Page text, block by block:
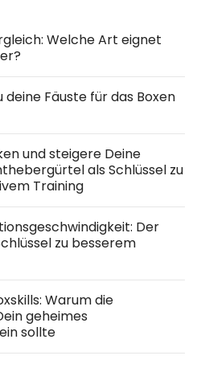
Welche Art eignet
deine Fäuste für das Boxen
und steigere Deine
als Schlüssel zu
Training
Der
zu besserem
Warum die
geheimes
sollte